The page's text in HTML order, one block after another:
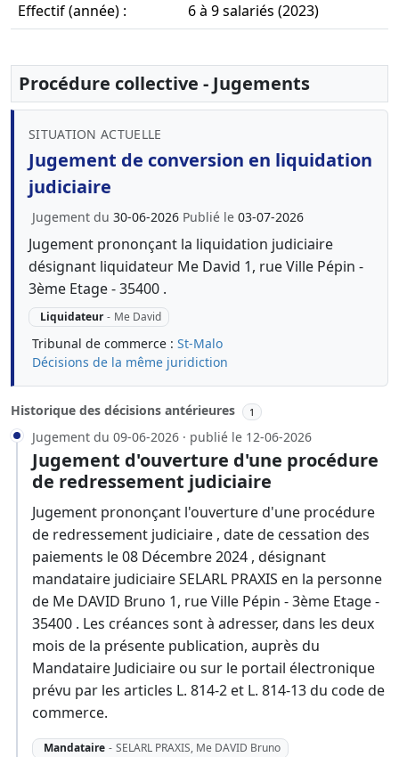
Effectif (année) :
6 à 9 salariés (2023)
Procédure collective - Jugements
SITUATION ACTUELLE
Jugement de conversion en liquidation
judiciaire
Jugement du 30-06-2026 Publié le 03-07-2026
Jugement prononçant la liquidation judiciaire
désignant liquidateur Me David 1, rue Ville Pépin -
3ème Etage - 35400 .
Liquidateur - Me David
Tribunal de commerce : St-Malo
Décisions de la même juridiction
Historique des décisions antérieures 1
Jugement du 09-06-2026 · publié le 12-06-2026
Jugement d'ouverture d'une procédure
de redressement judiciaire
Jugement prononçant l'ouverture d'une procédure
de redressement judiciaire , date de cessation des
paiements le 08 Décembre 2024 , désignant
mandataire judiciaire SELARL PRAXIS en la personne
de Me DAVID Bruno 1, rue Ville Pépin - 3ème Etage -
35400 . Les créances sont à adresser, dans les deux
mois de la présente publication, auprès du
Mandataire Judiciaire ou sur le portail électronique
prévu par les articles L. 814-2 et L. 814-13 du code de
commerce.
Mandataire - SELARL PRAXIS, Me DAVID Bruno